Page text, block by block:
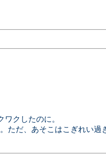
クしたのに。
ただ、あそこはこぎれい